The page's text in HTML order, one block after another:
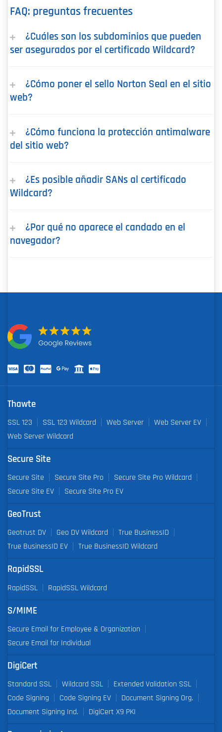
FAQ: preguntas frecuentes
¿Cuáles son los subdominios que pueden
ser asegurados por el certificado Wildcard?
¿Cómo poner el sello Norton Seal en el sitio
web?
¿Cómo funciona la protección antimalware
del sitio web?
¿Es posible añadir SANs al certificado
Wildcard?
¿Por qué no aparece el candado en el
navegador?
Thawte
SSL 123 SSL 123 Wildcard Web Server
Web Server EV
Web Server Wildcard
Secure Site
Secure Site Secure Site Pro
Secure Site Pro Wildcard
Secure Site EV
Secure Site Pro EV
GeoTrust
Geotrust DV Geo DV Wildcard
True BusinessID
True BusinessID EV
True BusinessID Wildcard
RapidSSL
RapidSSL RapidSSL Wildcard
S/MIME
Secure Email for Employee & Organization
Secure Email for Individual
DigiCert
Standard SSL Wildcard SSL
Extended Validation SSL
Code Signing
Code Signing EV
Document Signing Org.
Document Signing Ind.
DigiCert X9 PKI